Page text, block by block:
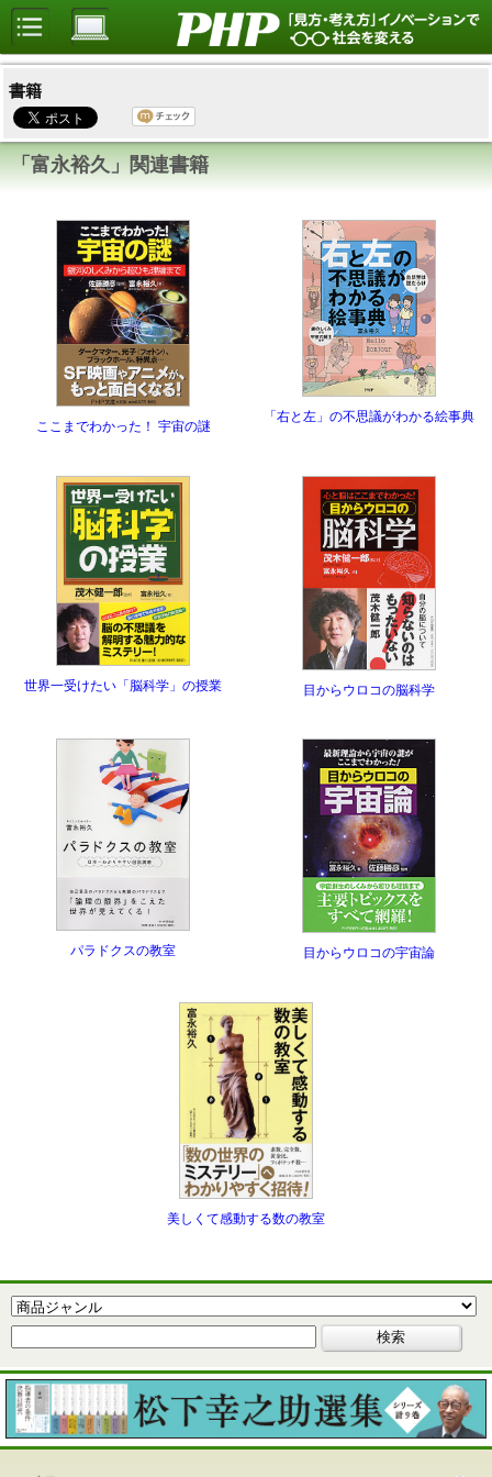
書籍
「富永裕久」関連書籍
ここまでわかった！ 宇宙の謎
「右と左」の不思議がわかる絵事典
世界一受けたい「脳科学」の授業 目からウロコの脳科学
パラドクスの教室 目からウロコの宇宙論
美しくて感動する数の教室